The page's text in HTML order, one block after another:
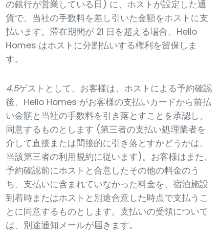
の銀行が営業している日) に、ホストが設定した通
貨で、当社の手数料を差し引いた金額をホストに支
払います。滞在期間が 21 日を超える場合、Hello
Homes はホストに分割払いする権利を留保しま
す。
4.5ゲストとして、お客様は、ホストによる予約確認
後、Hello Homes がお客様の支払いカードから前払
い金額と当社の手数料を引き落とすことを承認し、
同意するものとします (第三者の支払い処理業者を
介して直接または間接的に引き落とすかどうかは、
当該第三者の利用規約に従います)。お客様はまた、
予約確認前にホストと合意したその他の料金のう
ち、支払いに含まれていなかった料金を、宿泊施設
到着時またはホストと別途合意した時点で支払うこ
とに同意するものとします。支払いの受領について
は、別途通知メールが届きます。